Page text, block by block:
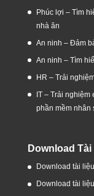
Phúc lợi – Tìm
nhà ăn
An ninh – Đảm
An ninh – Tìm
HR – Trải
IT – Trải
phần mềm nhân
Download Tài
Download tài
Download tài